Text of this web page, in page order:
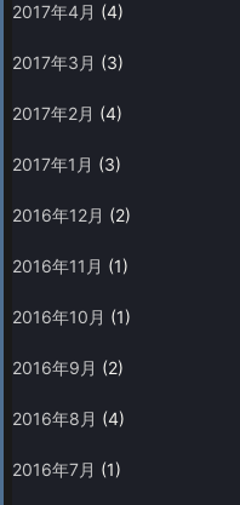
2017年4月 (4)
2017年3月 (3)
2017年2月 (4)
2017年1月 (3)
2016年12月 (2)
2016年11月 (1)
2016年10月 (1)
2016年9月 (2)
2016年8月 (4)
2016年7月 (1)